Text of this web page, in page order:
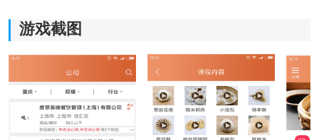
2、跟随专业厨师的指导学习各种料理技巧和烹饪方法，
轻松掌握各种菜品的制作方法。
3、提供详细的菜谱解析，包括食材选购、准备步骤和烹
饪技巧，帮助用户轻松制作出美味的菜品。
4、不仅提供线上学习，还有线下实践练习，能够真正动
游戏截图